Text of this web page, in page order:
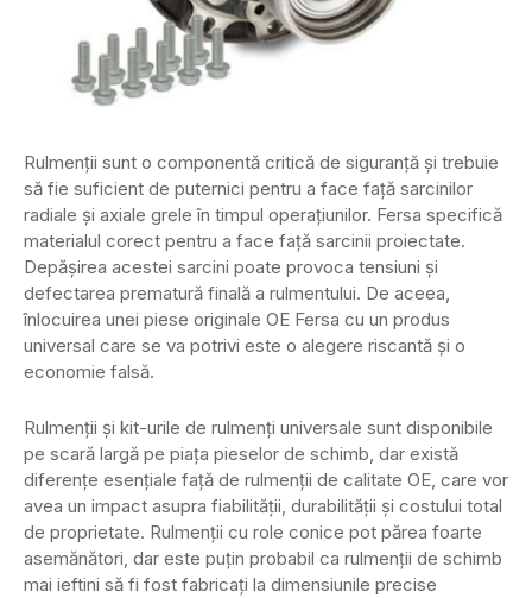
Rulmenții sunt o componentă critică de siguranță și trebuie
să fie suficient de puternici pentru a face față sarcinilor
radiale și axiale grele în timpul operațiunilor. Fersa specifică
materialul corect pentru a face față sarcinii proiectate.
Depășirea acestei sarcini poate provoca tensiuni și
defectarea prematură finală a rulmentului. De aceea,
înlocuirea unei piese originale OE Fersa cu un produs
universal care se va potrivi este o alegere riscantă și o
economie falsă.
Rulmenții și kit-urile de rulmenți universale sunt disponibile
pe scară largă pe piața pieselor de schimb, dar există
diferențe esențiale față de rulmenții de calitate OE, care vor
avea un impact asupra fiabilității, durabilității și costului total
de proprietate. Rulmenții cu role conice pot părea foarte
asemănători, dar este puțin probabil ca rulmenții de schimb
mai ieftini să fi fost fabricați la dimensiunile precise